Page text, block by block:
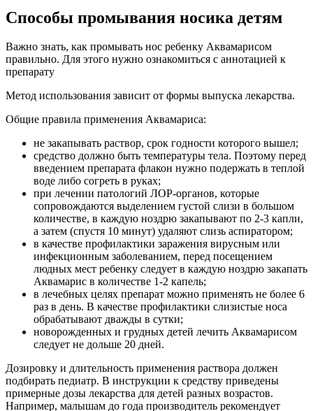
Способы промывания носика детям
Важно знать, как промывать нос ребенку Аквамарисом
правильно. Для этого нужно ознакомиться с аннотацией к
препарату
Метод использования зависит от формы выпуска лекарства.
Общие правила применения Аквамариса:
не закапывать раствор, срок годности которого вышел;
средство должно быть температуры тела. Поэтому перед
введением препарата флакон нужно подержать в теплой
воде либо согреть в руках;
при лечении патологий ЛОР-органов, которые
сопровождаются выделением густой слизи в большом
количестве, в каждую ноздрю закапывают по 2-3 капли,
а затем (спустя 10 минут) удаляют слизь аспиратором;
в качестве профилактики заражения вирусным или
инфекционным заболеванием, перед посещением
людных мест ребенку следует в каждую ноздрю закапать
Аквамарис в количестве 1-2 капель;
в лечебных целях препарат можно применять не более 6
раз в день. В качестве профилактики слизистые носа
обрабатывают дважды в сутки;
новорожденных и грудных детей лечить Аквамарисом
следует не дольше 20 дней.
Дозировку и длительность применения раствора должен
подбирать педиатр. В инструкции к средству приведены
примерные дозы лекарства для детей разных возрастов.
Например, малышам до года производитель рекомендует